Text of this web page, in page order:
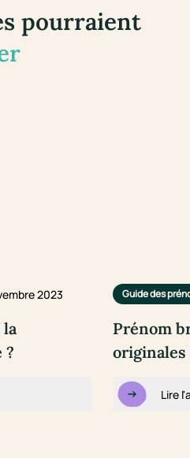
pourraient
2023
?
Guide des
Prénom
originales
Lire